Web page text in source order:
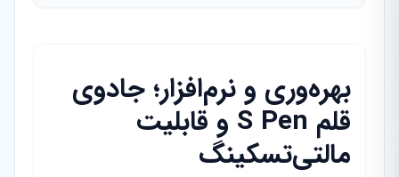
بهره‌وری و نرم‌افزار؛ جادوی
قلم S Pen و قابلیت
مالتی‌تسکینگ